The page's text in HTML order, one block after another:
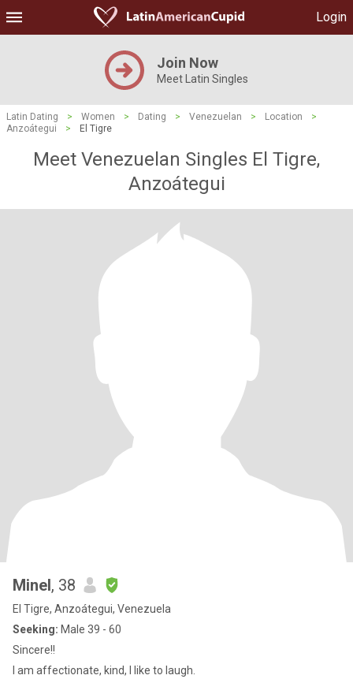
Login
Join Now
Meet Latin Singles
Latin Dating > Women > Dating > Venezuelan > Location
>
Anzoátegui
> El Tigre
Meet Venezuelan Singles El Tigre,
Anzoátegui
Minel, 38
El Tigre, Anzoátegui, Venezuela
Seeking: Male 39 - 60
Sincere!!
I am affectionate, kind, I like to laugh.